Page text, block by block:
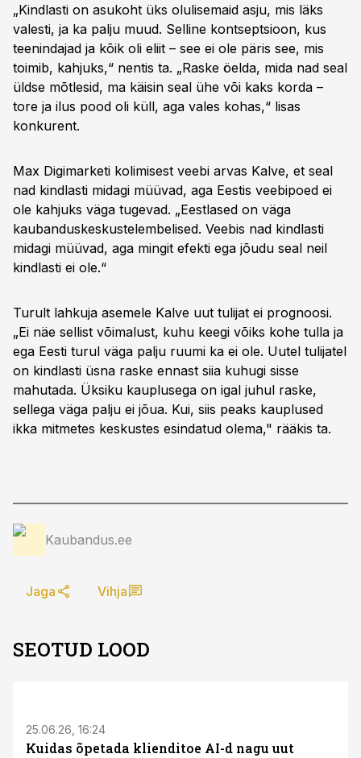
„Kindlasti on asukoht üks olulisemaid asju, mis läks
valesti, ja ka palju muud. Selline kontseptsioon, kus
teenindajad ja kõik oli eliit – see ei ole päris see, mis
toimib, kahjuks,“ nentis ta. „Raske öelda, mida nad seal
üldse mõtlesid, ma käisin seal ühe või kaks korda –
tore ja ilus pood oli küll, aga vales kohas,“ lisas
konkurent.
Max Digimarketi kolimisest veebi arvas Kalve, et seal
nad kindlasti midagi müüvad, aga Eestis veebipoed ei
ole kahjuks väga tugevad. „Eestlased on väga
kaubanduskeskustelembelised. Veebis nad kindlasti
midagi müüvad, aga mingit efekti ega jõudu seal neil
kindlasti ei ole.“
Turult lahkuja asemele Kalve uut tulijat ei prognoosi.
„Ei näe sellist võimalust, kuhu keegi võiks kohe tulla ja
ega Eesti turul väga palju ruumi ka ei ole. Uutel tulijatel
on kindlasti üsna raske ennast siia kuhugi sisse
mahutada. Üksiku kauplusega on igal juhul raske,
sellega väga palju ei jõua. Kui, siis peaks kauplused
ikka mitmetes keskustes esindatud olema," rääkis ta.
Kaubandus.ee
Jaga Vihja
SEOTUD LOOD
25.06.26, 16:24
Kuidas õpetada klienditoe AI-d nagu uut